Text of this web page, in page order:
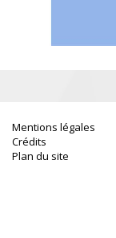
Mentions légales
Crédits
Plan du site